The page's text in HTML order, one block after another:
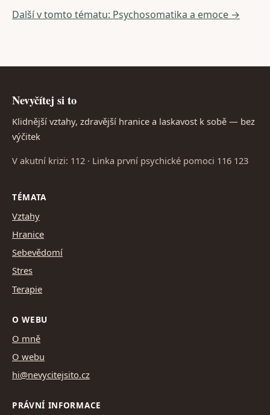
Další v tomto tématu: Psychosomatika a emoce →
Nevyčítej si to
Klidnější vztahy, zdravější hranice a laskavost k sobě — bez
výčitek
V akutní krizi: 112 · Linka první psychické pomoci 116 123
TÉMATA
Vztahy
Hranice
Sebevědomí
Stres
Terapie
O WEBU
O mně
O webu
hi@nevycitejsito.cz
PRÁVNÍ INFORMACE